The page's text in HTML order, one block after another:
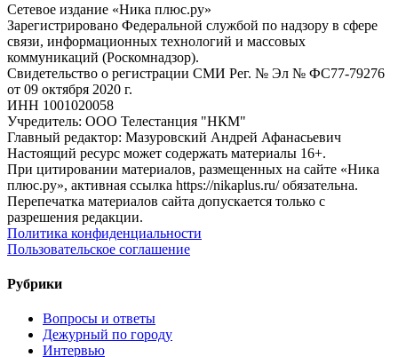
Сетевое издание «Ника плюс.ру»
Зарегистрировано Федеральной службой по надзору в сфере
связи, информационных технологий и массовых
коммуникаций (Роскомнадзор).
Свидетельство о регистрации СМИ Рег. № Эл № ФС77-79276
от 09 октября 2020 г.
ИНН 1001020058
Учредитель: ООО Телестанция "НКМ"
Главный редактор: Мазуровский Андрей Афанасьевич
Настоящий ресурс может содержать материалы 16+.
При цитировании материалов, размещенных на сайте «Ника
плюс.ру», активная ссылка https://nikaplus.ru/ обязательна.
Перепечатка материалов сайта допускается только с
разрешения редакции.
Политика конфиденциальности
Пользовательское соглашение
Рубрики
Вопросы и ответы
Дежурный по городу
Интервью